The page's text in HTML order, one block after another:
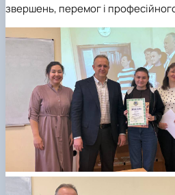
звершень, перемог і